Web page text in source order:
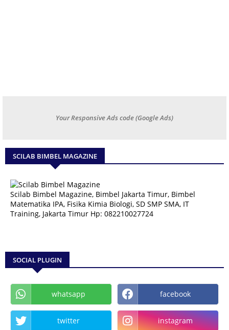
Your Responsive Ads code (Google Ads)
SCILAB BIMBEL MAGAZINE
Scilab Bimbel Magazine, Bimbel Jakarta Timur, Bimbel
Matematika IPA, Fisika Kimia Biologi, SD SMP SMA, IT
Training, Jakarta Timur Hp: 082210027724
SOCIAL PLUGIN
whatsapp facebook
twitter instagram